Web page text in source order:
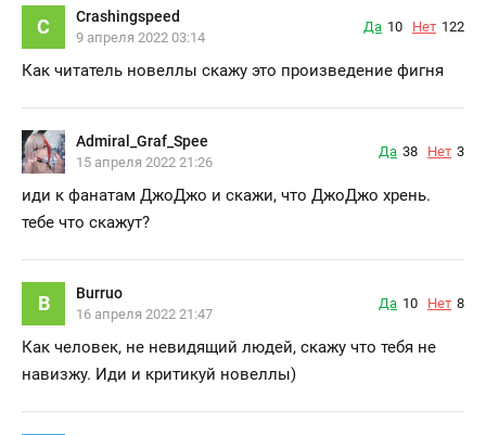
C Crashingspeed
9 апреля 2022 03:14
Да 10 Нет 122
Как читатель новеллы скажу это произведение фигня
Admiral_Graf_Spee
15 апреля 2022 21:26
Да 38 Нет 3
иди к фанатам ДжоДжо и скажи, что ДжоДжо хрень.
тебе что скажут?
B Burruo
16 апреля 2022 21:47
Да 10 Нет 8
Как человек, не невидящий людей, скажу что тебя не
навизжу. Иди и критикуй новеллы)